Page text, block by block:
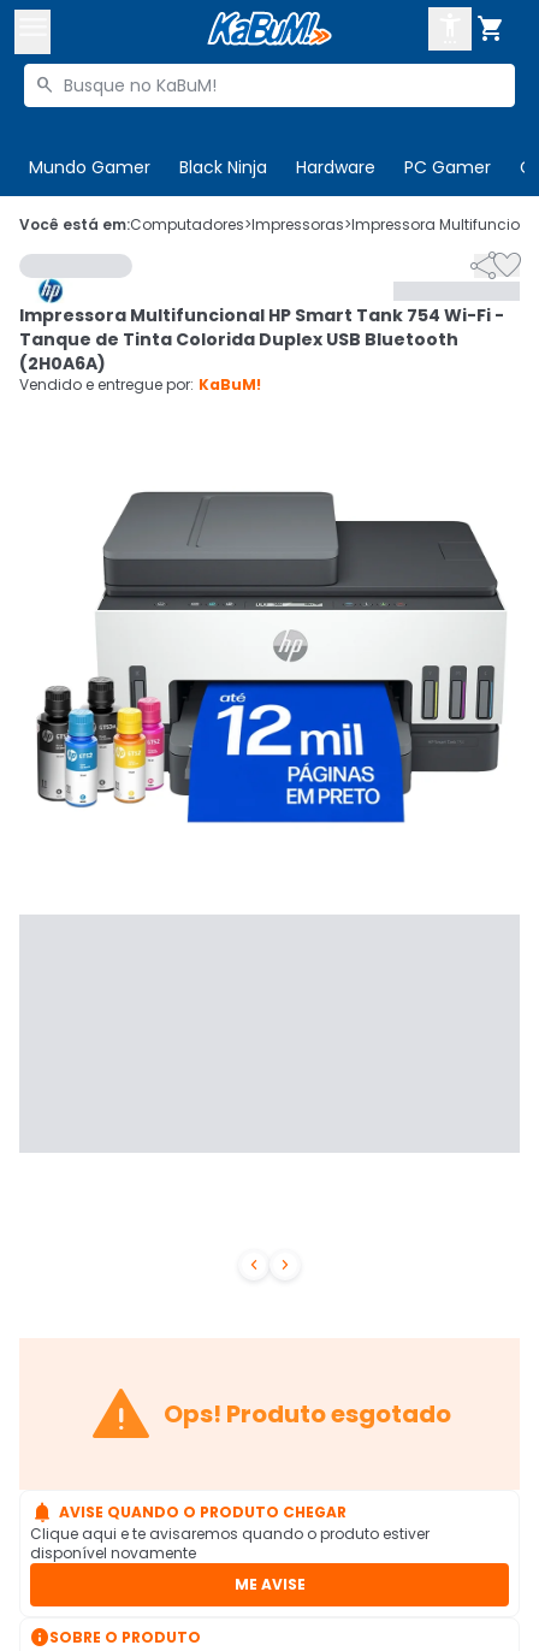

Buscar produtos

Mundo Gamer Black Ninja Hardware PC Gamer
 Olá. Acesse sua conta
 Departamentos
Cupons
Mais Vendidos
CADASTRE-SE
Você está em:Computadores>Impressoras>Impressora
 

Impressora Multifuncional HP Smart Tank 754 Wi-Fi -
Tanque de Tinta Colorida Duplex USB Bluetooth
(2H0A6A)
Vendido e entregue por: KaBuM!
 Ops! Produto esgotado
 AVISE QUANDO O PRODUTO CHEGAR
Clique aqui e te avisaremos quando o produto estiver
disponível novamente
ME AVISE
SOBRE O PRODUTO